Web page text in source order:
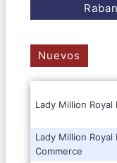
Nuevos
Lady Million Royal
Lady Million
Commerce